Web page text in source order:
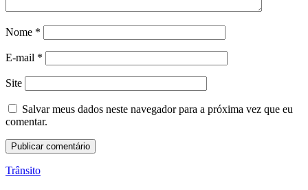
Nome *
E-mail *
Site
Salvar meus dados neste navegador para a próxima vez que eu
comentar.
Trânsito